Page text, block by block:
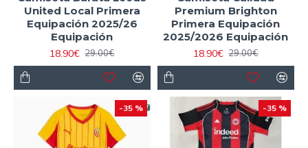
United Local Primera
Equipación 2025/26
Equipación
18.90€ 29.00€
Premium Brighton
Primera Equipación
2025/2026 Equipación
18.90€ 29.00€
-35 % -35 %